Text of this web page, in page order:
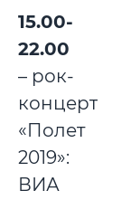
15.00-
22.00
– рок-
концерт
«Полет
2019»:
ВИА